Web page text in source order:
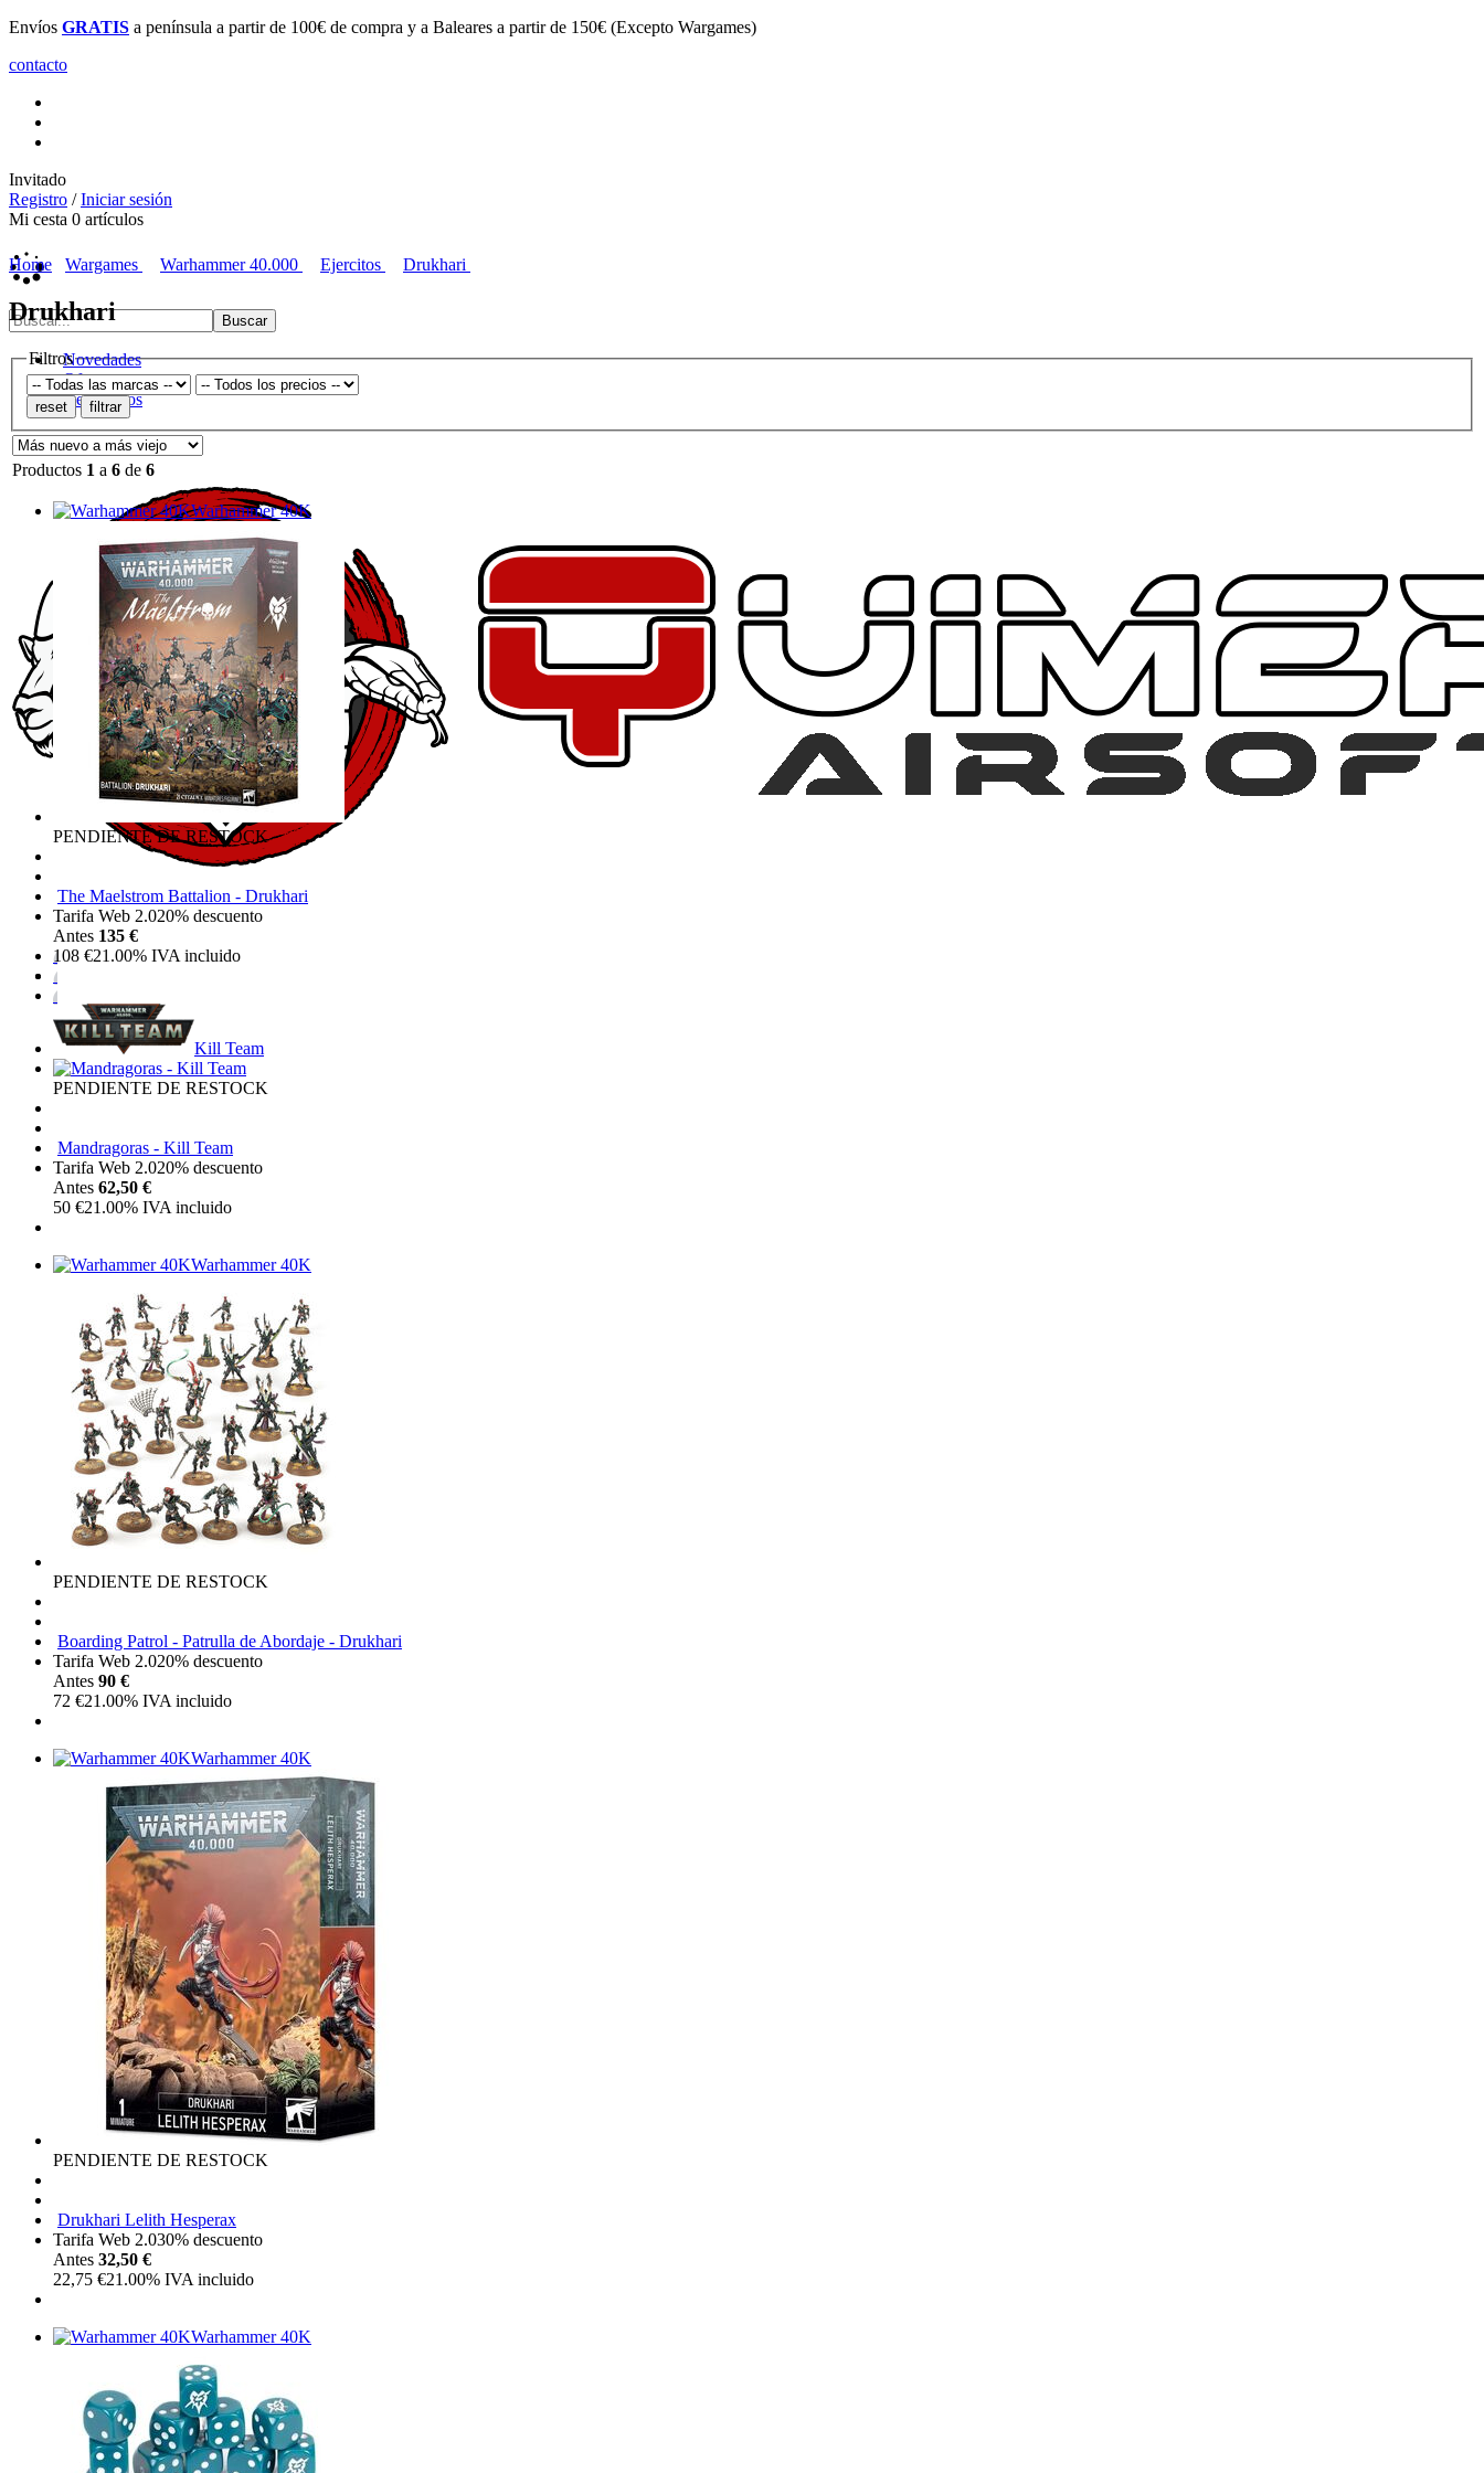
Envíos GRATIS a península a partir de 100€ de compra y a Baleares a partir de 150€ (Excepto Wargames)
contacto
Invitado
Registro /Iniciar sesión
Mi cesta 0 artículos
Novedades
Ofertas
Destacados
Home Wargames Warhammer 40.000 Ejercitos Drukhari
Drukhari
Filtros
Productos 1 a 6 de 6
Warhammer 40K
PENDIENTE DE RESTOCK
The Maelstrom Battalion - Drukhari
Tarifa Web 2.020% descuento
Antes 135 €
108 €21.00% IVA incluido
Kill Team
PENDIENTE DE RESTOCK
Mandragoras - Kill Team
Tarifa Web 2.020% descuento
Antes 62,50 €
50 €21.00% IVA incluido
Warhammer 40K
PENDIENTE DE RESTOCK
Boarding Patrol - Patrulla de Abordaje - Drukhari
Tarifa Web 2.020% descuento
Antes 90 €
72 €21.00% IVA incluido
Warhammer 40K
PENDIENTE DE RESTOCK
Drukhari Lelith Hesperax
Tarifa Web 2.030% descuento
Antes 32,50 €
22,75 €21.00% IVA incluido
Warhammer 40K